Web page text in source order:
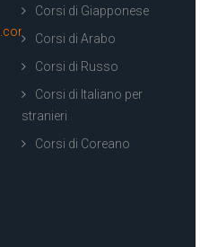
Corsi di Giapponese
Corsi di Arabo
Corsi di Russo
Corsi di Italiano per
stranieri
Corsi di Coreano